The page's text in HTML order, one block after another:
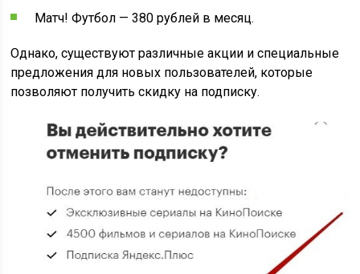
Матч! Футбол — 380 рублей в месяц.
Однако, существуют различные акции и специальные
предложения для новых пользователей, которые
позволяют получить скидку на подписку.